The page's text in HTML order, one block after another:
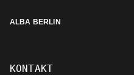
ALBA BERLIN
KONTAKT